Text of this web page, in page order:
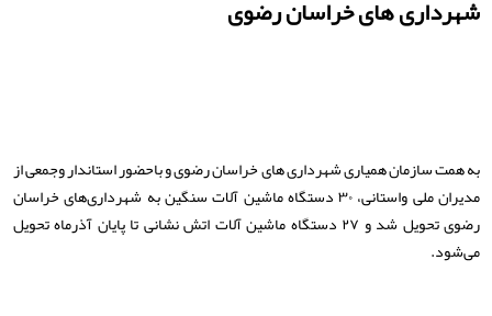
شهرداری های خراسان رضوی
به همت سازمان همیاری شهرداری های خراسان رضوی و باحضور استاندار وجمعی از
مدیران ملی واستانی، ۳۰ دستگاه ماشین آلات سنگین به شهرداری‌های خراسان
رضوی تحویل شد و ۲۷ دستگاه ماشین آلات اتش نشانی تا پایان آذرماه تحویل
می‌شود.